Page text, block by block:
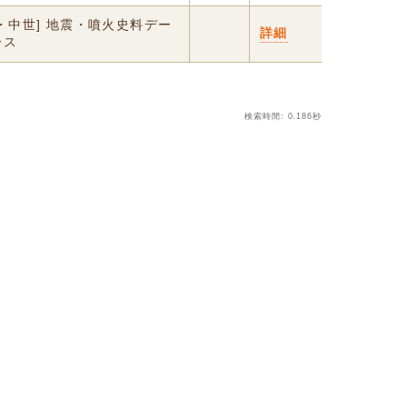
中世] 地震・噴火史料デー
詳細
検索時間: 0.186秒